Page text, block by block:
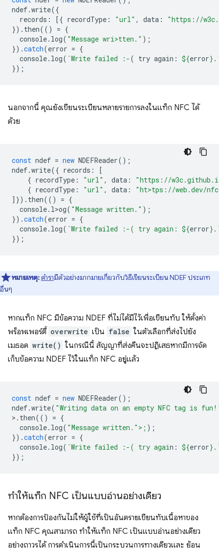
ndef.write({
records : [{ recordType : "url" , data :
"https://
}). then(() = {
console. log( "Message wri>tten." );
}).catch(error = {
console. log( `Write failed :- ( try again: ${error}
});
นอกจากนี้ คุณยังเขียนระเบียนหลายรายการลงในแท็ก NFC ได้
ด้วย
const ndef = new NDEFReader();
ndef.write({ records :
[
{ recordType : "url" , data :
"https://
{ recordType : "url" , data :
"ht>tps://web.dev/
]}). then(() = {
console. l>og( "Message written." );
}).catch(error = {
console. log( `Write failed :-( try again: ${error}
});
หมายเหตุ:ตำรามีตัวอย่างมากมายเกี่ยวกับวิธีเขียนระเบียน NDEF ประเภท
อื่นๆ
หากแท็ก NFC มีข้อความ NDEF ที่ไม่ได้มีไว้เพื่อเขียนทับ ให้ตั้งค่า
พร็อพเพอร์ตี้ overwrite เป็น false ในตัวเลือกที่ส่งไปยัง
เมธอด write() ในกรณีนี้ สัญญาที่ส่งคืนจะปฏิเสธหากมีการจัด
เก็บข้อความ NDEF ไว้ในแท็ก NFC อยู่แล้ว
const ndef = new NDEFReader();
ndef.write( "Writing data on an empty NFC tag is
> . then(() = {
console. log( "Message written.">; );
}).catch(error = {
console. log( `Write failed :-( try again: ${error}
});
ทำให้แท็ก NFC เป็นแบบอ่านอย่างเดียว
หากต้องการป้องกันไม่ให้ผู้ใช้ที่เป็นอันตรายเขียนทับเนื้อหาของ
แท็ก NFC คุณสามารถ ทำให้แท็ก NFC เป็นแบบอ่านอย่างเดียว
อย่างถาวรได้ การดำเนินการนี้เป็นกระบวนการทางเดียวและ ย้อน